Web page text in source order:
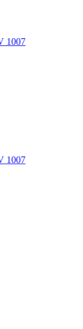
1007
1007